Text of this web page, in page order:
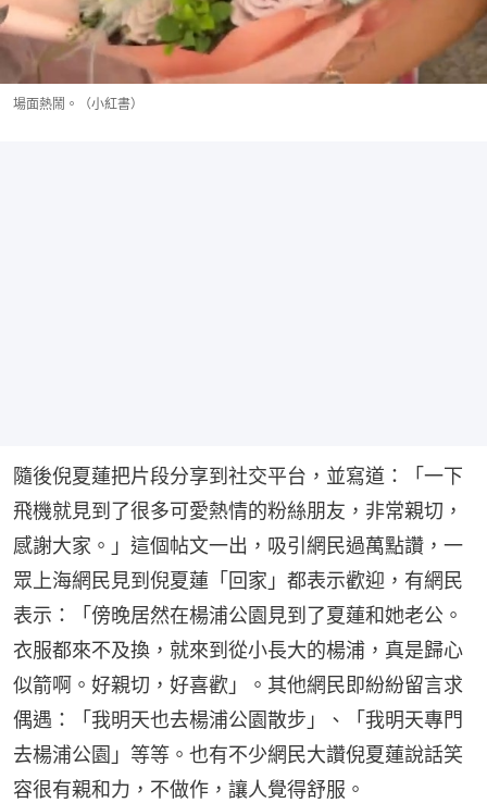
場面熱鬧。（小紅書）
隨後倪夏蓮把片段分享到社交平台，並寫道：「一下
飛機就見到了很多可愛熱情的粉絲朋友，非常親切，
感謝大家。」這個帖文一出，吸引網民過萬點讚，一
眾上海網民見到倪夏蓮「回家」都表示歡迎，有網民
表示：「傍晚居然在楊浦公園見到了夏蓮和她老公。
衣服都來不及換，就來到從小長大的楊浦，真是歸心
似箭啊。好親切，好喜歡」。其他網民即紛紛留言求
偶遇：「我明天也去楊浦公園散步」、「我明天專門
去楊浦公園」等等。也有不少網民大讚倪夏蓮說話笑
容很有親和力，不做作，讓人覺得舒服。